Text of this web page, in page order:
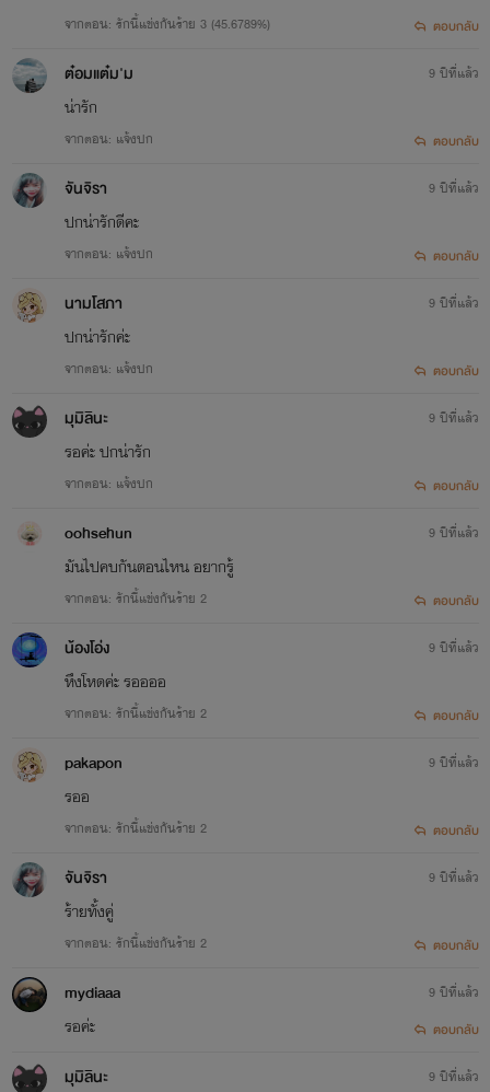
ผมว่าเนี้ย เธอคือ.....
"แสงไฟ เสียงเพลง ไปก่อนนะเว้ย..... วิเวียนไปก่อนนะคะคุณ
แฟน หึ"
ผม!!
จากตอน: รักนี้แข่งกันร้าย 3 (45.6789%) ตอบกลับ
ต๋อมแต๋ม'ม
น่ารัก
จากตอน: แจ้งปก
9 ปีที่แล้ว
ตอบกลับ
จันจิรา
ปกน่ารักดีคะ
จากตอน: แจ้งปก
9 ปีที่แล้ว
ตอบกลับ
นามโสภา
ปกน่ารักค่ะ
จากตอน: แจ้งปก
9 ปีที่แล้ว
ตอบกลับ
มุมิลินะ
รอค่ะ ปกน่ารัก
จากตอน: แจ้งปก
9 ปีที่แล้ว
ตอบกลับ
oohsehun
มันไปคบกันตอนไหน อยากรู้
จากตอน: รักนี้แข่งกันร้าย 2
9 ปีที่แล้ว
ตอบกลับ
น้องโอ่ง
หึงโหดค่ะ รออออ
จากตอน: รักนี้แข่งกันร้าย 2
9 ปีที่แล้ว
ตอบกลับ
pakapon
รออ
จากตอน: รักนี้แข่งกันร้าย 2
9 ปีที่แล้ว
ตอบกลับ
จันจิรา
ร้ายทั้งคู่
จากตอน: รักนี้แข่งกันร้าย 2
9 ปีที่แล้ว
ตอบกลับ
mydiaaa
รอค่ะ
9 ปีที่แล้ว
ตอบกลับ
มุมิลินะ 9 ปีที่แล้ว